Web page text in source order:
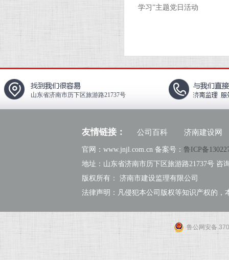
学习”主题党日活动
山东省济南市历下区旅游路21737号
友情链接： 公司百科 济南建设网
官网：www.jnjl.com.cn 备案号： 鲁ICP备
地址：山东省济南市历下区旅游路21737号 咨
版权所有： 济南市建设监理有限公司
法律声明：凡侵犯本公司版权等知识产权的，
鲁公网安备